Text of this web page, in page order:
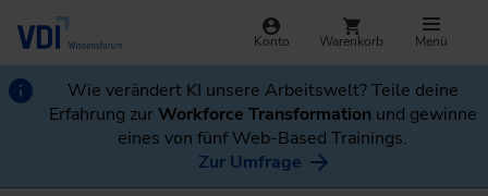
Konto Warenkorb Menü
Wie verändert KI unsere Arbeitswelt? Teile deine
Erfahrung zurWorkforce Transformation und gewinne
eines von fünf Web-Based Trainings.
Zur Umfrage